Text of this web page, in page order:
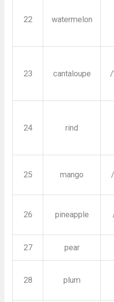
22 watermelon
23 cantaloupe /
24 rind
25 mango
26 pineapple
27 pear
28 plum